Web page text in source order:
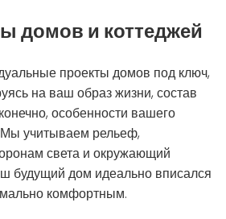
домов и коттеджей
проекты домов под ключ,
на ваш образ жизни, состав
особенности вашего
Мы учитываем рельеф,
света и окружающий
будущий дом идеально вписался
комфортным.